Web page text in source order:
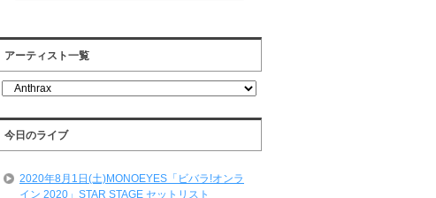
アーティスト一覧
テ
ィ
ス
一
今日のライブ
2020年8月1日(土)MONOEYES「ビバラ!オンラ
イン 2020」STAR STAGE セットリスト